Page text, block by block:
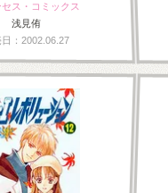
ス・コミックス
浅見侑
：2002.06.27